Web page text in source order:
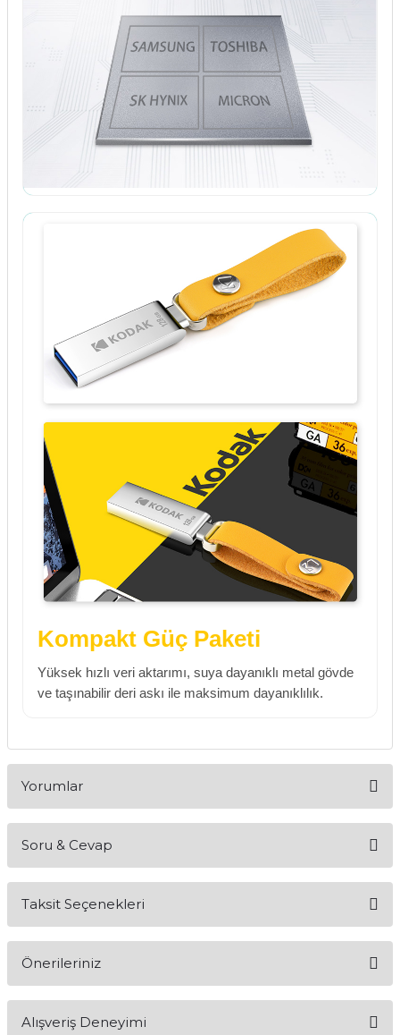
Kompakt Güç Paketi
Yüksek hızlı veri aktarımı, suya dayanıklı metal gövde
ve taşınabilir deri askı ile maksimum dayanıklılık.
Yorumlar
Soru & Cevap
Taksit Seçenekleri
Önerileriniz
konularda yetersiz gördüğünüz noktaları öneri formunu
Alışveriş Deneyimi